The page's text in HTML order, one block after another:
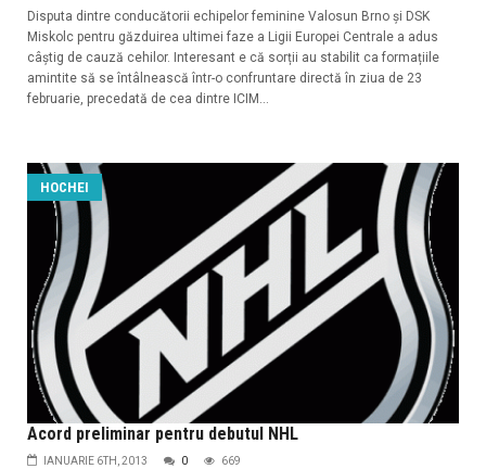
Disputa dintre conducătorii echipelor feminine Valosun Brno și DSK
Miskolc pentru găzduirea ultimei faze a Ligii Europei Centrale a adus
câștig de cauză cehilor. Interesant e că sorții au stabilit ca formațiile
amintite să se întâlnească într-o confruntare directă în ziua de 23
februarie, precedată de cea dintre ICIM...
HOCHEI
Acord preliminar pentru debutul NHL
IANUARIE 6TH, 2013 0 669